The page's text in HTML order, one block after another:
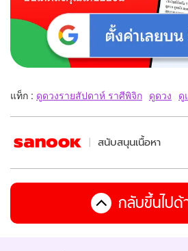
แท็ก : ดูดวงรายสัปดาห์ ราศีพิจิก ดูดวง ดู
สนับสนุนเนื้อหา
กลับขึ้นไปด้